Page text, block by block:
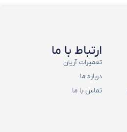
ارتباط با ما
تعمیرات آریان
درباره ما
تماس با ما